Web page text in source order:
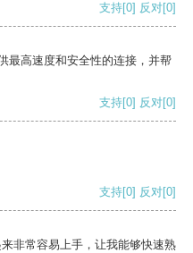
支持[0] 反对[0]
最高速度和安全性的连接，并帮
支持[0] 反对[0]
支持[0] 反对[0]
非常容易上手，让我能够快速熟